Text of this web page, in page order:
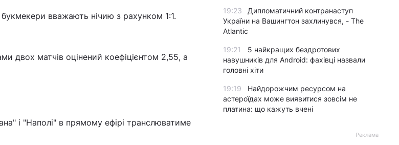
вважають нічию з рахунком 1:1.
двох матчів оцінений коефіцієнтом 2,55, а
і "Наполі" в прямому ефірі транслюватиме
19:23
Дипломатичний контранаступ
України на Вашингтон захлинувся, - The
Atlantic
19:21
5 найкращих бездротових
навушників для Android: фахівці назвали
головні хіти
19:19
Найдорожчим ресурсом на
астероїдах може виявитися зовсім не
платина: що кажуть вчені
Реклама